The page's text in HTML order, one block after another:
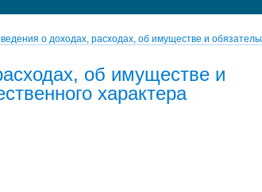
о доходах, расходах, об имуществе и
об имуществе и
характера